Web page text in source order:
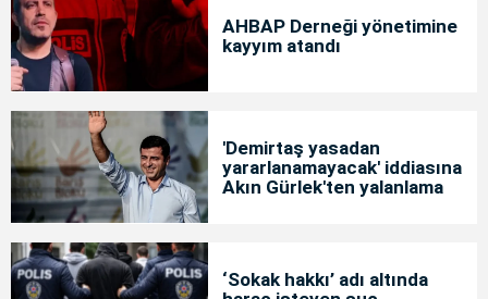
AHBAP Derneği yönetimine
kayyım atandı
'Demirtaş yasadan
yararlanamayacak' iddiasına
Akın Gürlek'ten yalanlama
‘Sokak hakkı’ adı altında